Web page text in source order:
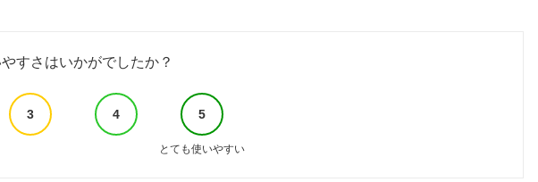
すさはいかがでしたか？
3 4 5
とても使いやすい